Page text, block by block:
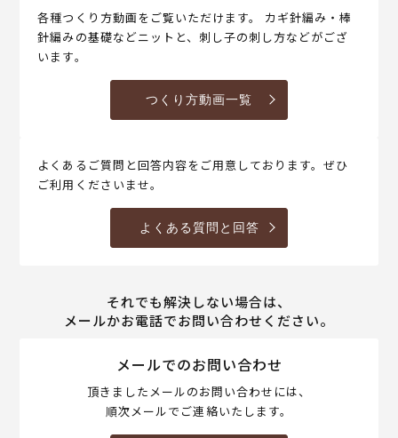
各種つくり方動画をご覧いただけます。 カギ針編み・棒
針編みの基礎などニットと、刺し子の刺し方などがござ
います。
つくり方動画一覧
よくあるご質問と回答内容をご用意しております。ぜひ
ご利用くださいませ。
よくある質問と回答
それでも解決しない場合は、
メールかお電話でお問い合わせください。
メールでのお問い合わせ
頂きましたメールのお問い合わせには、
順次メールでご連絡いたします。